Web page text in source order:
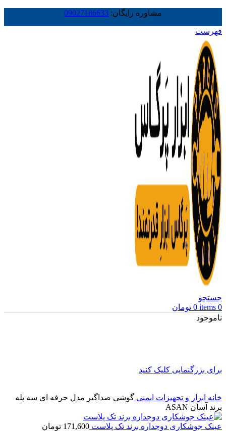
مشاوره رایگان: 09027186633
فهرست
جستجو
0
items
0 تومان
ناموجود
برای بزرگنمایی کلیک کنید
خانه ابزار و تجهیزات ایمنی گوشی صداگیر مدل حرفه ای سه پله
برند آسان ASAN
عینک جوشکاری دوجداره برند تک پلاست 171,600 تومان